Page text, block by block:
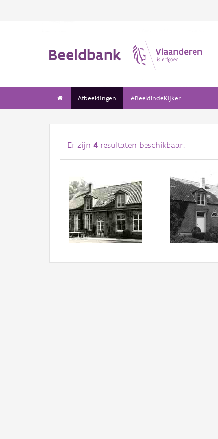
Beeldbank
Afbeeldingen #BeeldIndeKijker
Er zijn 4 resultaten beschikbaar.